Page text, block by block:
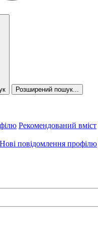
Розширений пошук...
Рекомендований вміст
Нові повідомлення профілю